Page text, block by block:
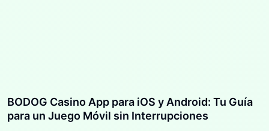
BODOG Casino App para iOS y Android: Tu Guía
para un Juego Móvil sin Interrupciones